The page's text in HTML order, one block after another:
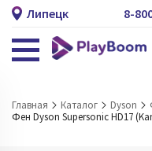
Липецк 8-
Главная Каталог Dyson
Фен Dyson Supersonic HD17